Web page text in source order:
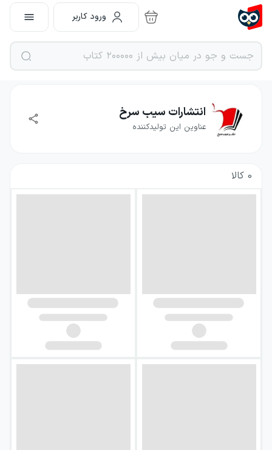
ورود کاربر
انتشارات سیب سرخ
عناوین این تولیدکننده
0 کالا